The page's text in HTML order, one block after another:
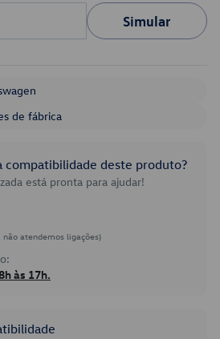
Simular
de fábrica
compatibilidade deste produto?
está pronta para ajudar!
atendemos ligações)
às 17h.